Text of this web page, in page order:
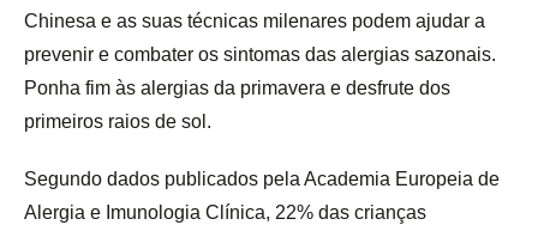
Chinesa e as suas técnicas milenares podem ajudar a
prevenir e combater os sintomas das alergias sazonais.
Ponha fim às alergias da primavera e desfrute dos
primeiros raios de sol.
Segundo dados publicados pela Academia Europeia de
Alergia e Imunologia Clínica, 22% das crianças